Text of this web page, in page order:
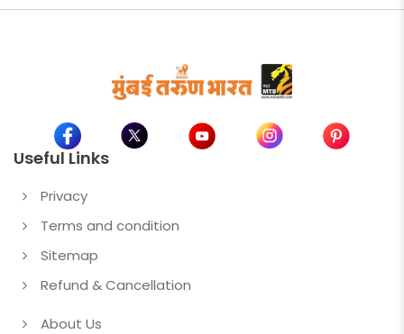
Useful Links
Privacy
Terms and condition
Sitemap
Refund & Cancellation
About Us